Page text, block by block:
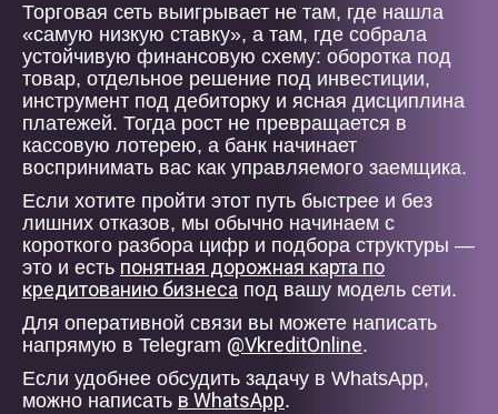
Торговая сеть выигрывает не там, где нашла
«самую низкую ставку», а там, где собрала
устойчивую финансовую схему: оборотка под
товар, отдельное решение под инвестиции,
инструмент под дебиторку и ясная дисциплина
платежей. Тогда рост не превращается в
кассовую лотерею, а банк начинает
воспринимать вас как управляемого заемщика.
Если хотите пройти этот путь быстрее и без
лишних отказов, мы обычно начинаем с
короткого разбора цифр и подбора структуры —
это и есть понятная дорожная карта по
кредитованию бизнеса под вашу модель сети.
Для оперативной связи вы можете написать
напрямую в Telegram @VkreditOnline.
Если удобнее обсудить задачу в WhatsApp,
можно написать в WhatsApp.